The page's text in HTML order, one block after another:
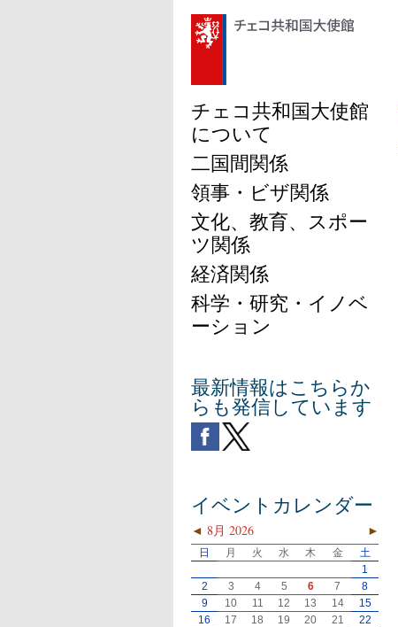
チェコ共和国大使館
について
二国間関係
領事・ビザ関係
文化、教育、スポー
ツ関係
経済関係
科学・研究・イノベ
ーション
最新情報はこちらか
らも発信しています
イベントカレンダー
◄ ►
8月 2026
日 月 火 水 木 金
土
1
2
3 4 5 6 7
8
9
10 11 12 13 14
15
16
17 18 19 20 21
22